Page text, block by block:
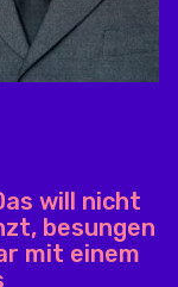
will nicht
besungen
mit einem